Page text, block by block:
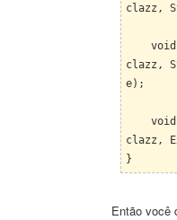
clazz,
void
clazz,
e);
void
clazz,
}
Então você